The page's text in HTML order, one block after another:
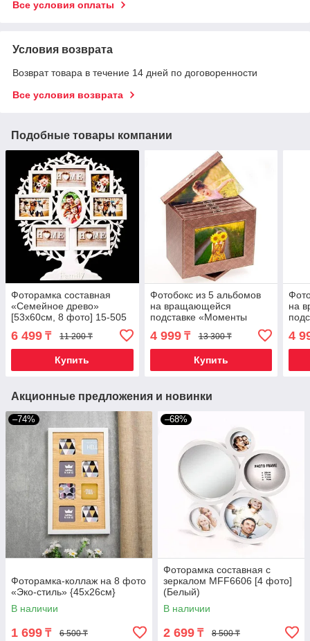
Все условия оплаты
Условия возврата
Возврат товара в течение 14 дней по договоренности
Все условия возврата
Подобные товары компании
Фоторамка составная
«Семейное древо»
[53х60см, 8 фото] 15-505
(Белый)
6 499 ₸ 11 200 ₸
Купить
Фотобокс из 5 альбомов
на вращающейся
подставке «Моменты
счастья» (10х15 см /
Коричневый)
4 999₸ 13 300 ₸
Купить
на
4
Акционные предложения и новинки
–74%
Фоторамка-коллаж на 8 фото
«Эко-стиль» {45х26см}
В наличии
1 699 ₸ 6 500 ₸
–68%
Фоторамка составная с
зеркалом MFF6606 [4 фото]
(Белый)
В наличии
2 699 ₸ 8 500 ₸